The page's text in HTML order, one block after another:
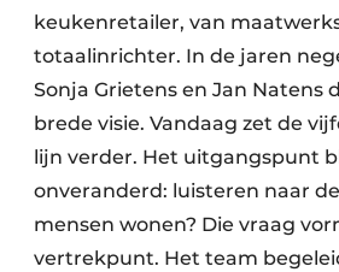
keukenretailer, van
totaalinrichter. In de jaren
Sonja Grietens en Jan Natens
brede visie. Vandaag zet de
lijn verder. Het uitgangspunt
onveranderd: luisteren naar
mensen wonen? Die vraag
vertrekpunt. Het team